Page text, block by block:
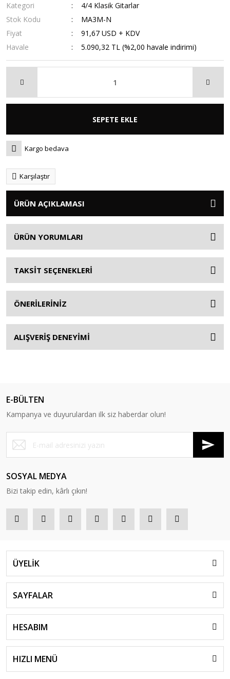
Kategori
4/4 Klasik Gitarlar
Stok Kodu
MA3M-N
Fiyat
91,67 USD + KDV
Havale
5.090,32 TL (%2,00 havale indirimi)
SEPETE EKLE
Kargo bedava
Karşılaştır
ÜRÜN AÇIKLAMASI
ÜRÜN YORUMLARI
TAKSİT SEÇENEKLERİ
ÖNERİLERİNİZ
ALIŞVERİŞ DENEYİMİ
E-BÜLTEN
Kampanya ve duyurulardan ilk siz haberdar olun!
SOSYAL MEDYA
Bizi takip edin, kârlı çıkın!
ÜYELİK
SAYFALAR
HESABIM
HIZLI MENÜ